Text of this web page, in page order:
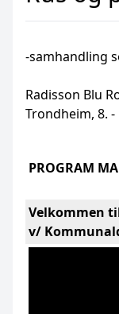
-samhandling
Radisson Blu
Trondheim, 8.
PROGRAM
Velkommen
v/